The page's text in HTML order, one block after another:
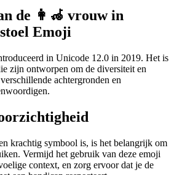
de 👩‍🦽 vrouw in
Emoji
in Unicode 12.0 in 2019. Het is
zijn ontworpen om de diversiteit en
achtergronden en
krachtig symbool is, is het belangrijk om
Vermijd het gebruik van deze emoji
context, en zorg ervoor dat je de